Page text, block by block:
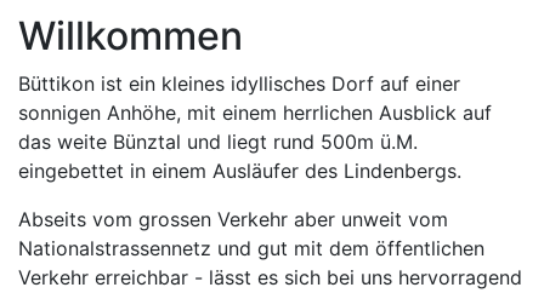
Willkommen
Büttikon ist ein kleines idyllisches Dorf auf einer
sonnigen Anhöhe, mit einem herrlichen Ausblick auf
das weite Bünztal und liegt rund 500m ü.M.
eingebettet in einem Ausläufer des Lindenbergs.
Abseits vom grossen Verkehr aber unweit vom
Nationalstrassennetz und gut mit dem öffentlichen
Verkehr erreichbar - lässt es sich bei uns hervorragend